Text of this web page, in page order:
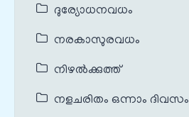
ദുര്യോധനവധം
നരകാസുരവധം
നിഴൽക്കുത്ത്
നളചരിതം ഒന്നാം ദിവസം